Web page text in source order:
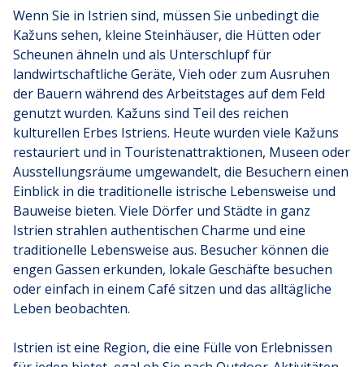
Wenn Sie in Istrien sind, müssen Sie unbedingt die
Kažuns sehen, kleine Steinhäuser, die Hütten oder
Scheunen ähneln und als Unterschlupf für
landwirtschaftliche Geräte, Vieh oder zum Ausruhen
der Bauern während des Arbeitstages auf dem Feld
genutzt wurden. Kažuns sind Teil des reichen
kulturellen Erbes Istriens. Heute wurden viele Kažuns
restauriert und in Touristenattraktionen, Museen oder
Ausstellungsräume umgewandelt, die Besuchern einen
Einblick in die traditionelle istrische Lebensweise und
Bauweise bieten. Viele Dörfer und Städte in ganz
Istrien strahlen authentischen Charme und eine
traditionelle Lebensweise aus. Besucher können die
engen Gassen erkunden, lokale Geschäfte besuchen
oder einfach in einem Café sitzen und das alltägliche
Leben beobachten.
Istrien ist eine Region, die eine Fülle von Erlebnissen